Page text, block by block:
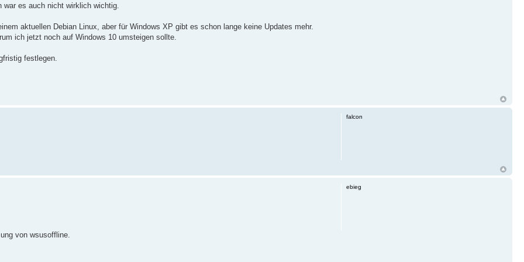
es auch nicht wirklich wichtig.
aktuellen Debian Linux, aber für Windows XP gibt es schon lange keine Updates mehr.
ich jetzt noch auf Windows 10 umsteigen sollte.
festlegen.
falcon
von wsusoffline.
ebieg